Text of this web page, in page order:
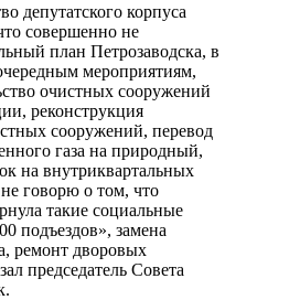
депутатского корпуса
совершенно не
план Петрозаводска, в
мероприятиям,
очистных сооружений
реконструкция
сооружений, перевод
газа на природный,
на внутриквартальных
говорю о том, что
такие социальные
подъездов», замена
ремонт дворовых
председатель Совета